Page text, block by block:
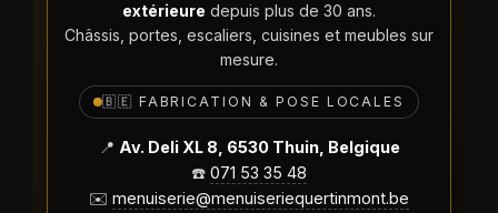
extérieure depuis plus de 30 ans.
Châssis, portes, escaliers, cuisines et meubles sur
mesure.
🇧🇪 FABRICATION & POSE LOCALES
📍 Av. Deli XL 8, 6530 Thuin, Belgique
☎️ 071 53 35 48
✉️ menuiserie@menuiseriequertinmont.be